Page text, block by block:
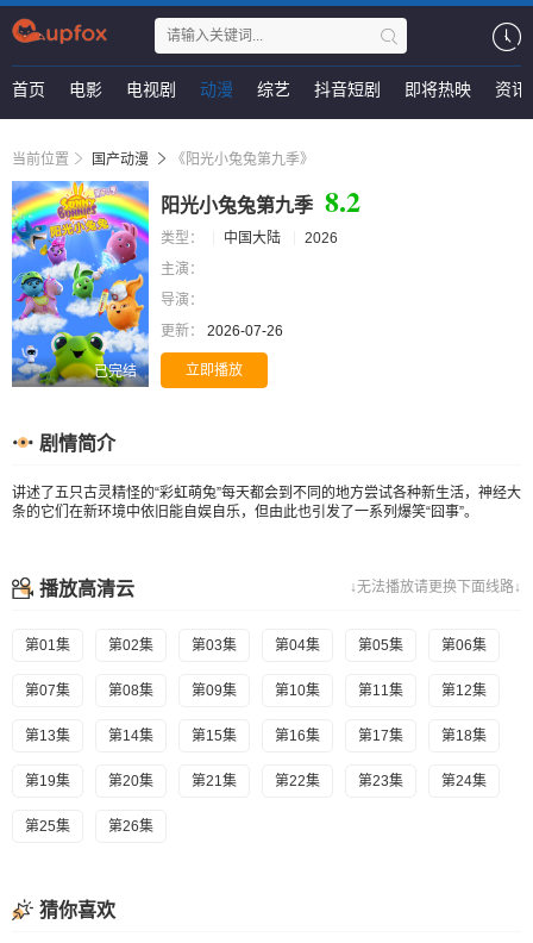
首页 电影 电视剧 动漫 综艺 抖音短剧 即将热映 资讯
当前位置 国产动漫 《阳光小兔兔第九季》
已完结
阳光小兔兔第九季 8.2
类型： 中国大陆
2026
主演：
导演：
更新：
2026-07-26
立即播放
剧情简介
讲述了五只古灵精怪的“彩虹萌兔”每天都会到不同的地方尝试各种新生活，神经大
条的它们在新环境中依旧能自娱自乐，但由此也引发了一系列爆笑“囧事”。
↓无法播放请更换下面线路↓
播放高清云
第01集 第02集 第03集 第04集 第05集 第06集
第07集 第08集 第09集 第10集 第11集 第12集
第13集 第14集 第15集 第16集 第17集 第18集
第19集 第20集 第21集 第22集 第23集 第24集
第25集 第26集
猜你喜欢